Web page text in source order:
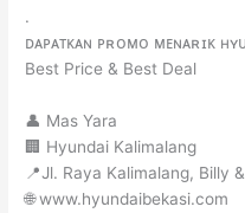
.
ᴅᴀᴘᴀᴛᴋᴀɴ ᴘʀᴏᴍᴏ ᴍᴇɴᴀʀɪᴋ
Best Price & Best Deal
👤 Mas Yara
🏢 Hyundai Kalimalang
📍Jl. Raya Kalimalang, Billy
🌐 www.hyundaibekasi.com